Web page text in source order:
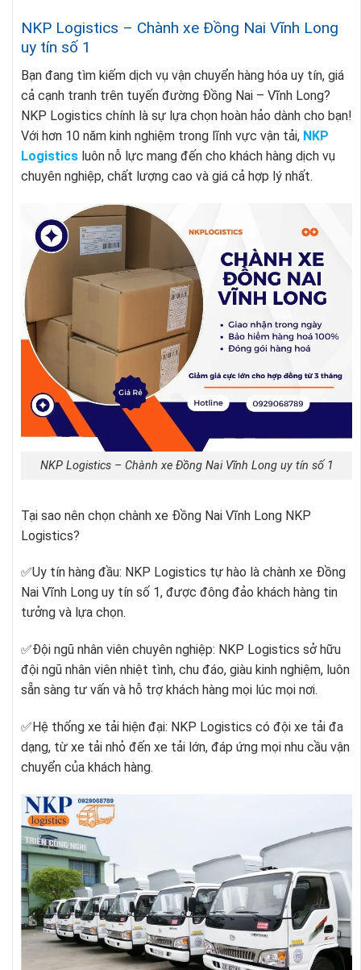
NKP Logistics – Chành xe Đồng Nai Vĩnh Long
uy tín số 1
Bạn đang tìm kiếm dịch vụ vận chuyển hàng hóa uy tín, giá
cả cạnh tranh trên tuyến đường Đồng Nai – Vĩnh Long?
NKP Logistics chính là sự lựa chọn hoàn hảo dành cho bạn!
Với hơn 10 năm kinh nghiệm trong lĩnh vực vận tải, NKP
Logistics luôn nỗ lực mang đến cho khách hàng dịch vụ
chuyên nghiệp, chất lượng cao và giá cả hợp lý nhất.
NKP Logistics – Chành xe Đồng Nai Vĩnh Long uy tín số 1
Tại sao nên chọn chành xe Đồng Nai Vĩnh Long NKP
Logistics?
✅Uy tín hàng đầu: NKP Logistics tự hào là chành xe Đồng
Nai Vĩnh Long uy tín số 1, được đông đảo khách hàng tin
tưởng và lựa chọn.
✅Đội ngũ nhân viên chuyên nghiệp: NKP Logistics sở hữu
đội ngũ nhân viên nhiệt tình, chu đáo, giàu kinh nghiệm, luôn
sẵn sàng tư vấn và hỗ trợ khách hàng mọi lúc mọi nơi.
✅Hệ thống xe tải hiện đại: NKP Logistics có đội xe tải đa
dạng, từ xe tải nhỏ đến xe tải lớn, đáp ứng mọi nhu cầu vận
chuyển của khách hàng.